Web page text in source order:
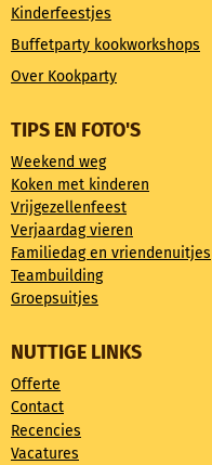
Kinderfeestjes
Buffetparty kookworkshops
Over Kookparty
TIPS EN FOTO'S
Weekend weg
Koken met kinderen
Vrijgezellenfeest
Verjaardag vieren
Familiedag en vriendenuitjes
Teambuilding
Groepsuitjes
NUTTIGE LINKS
Offerte
Contact
Recencies
Vacatures